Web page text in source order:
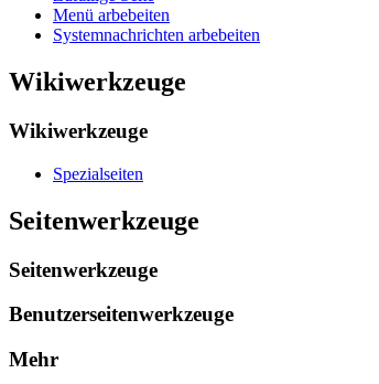
Menü arbebeiten
Systemnachrichten arbebeiten
Wikiwerkzeuge
Wikiwerkzeuge
Spezialseiten
Seitenwerkzeuge
Seitenwerkzeuge
Benutzerseitenwerkzeuge
Mehr